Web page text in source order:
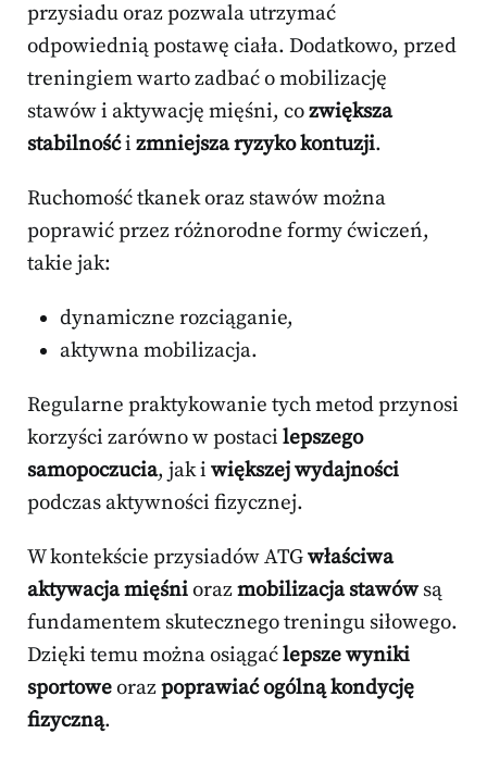
przysiadu oraz pozwala utrzymać
odpowiednią postawę ciała. Dodatkowo, przed
treningiem warto zadbać o mobilizację
stawów i aktywację mięśni, cozwiększa
stabilnośći zmniejsza ryzyko kontuzji.
Ruchomość tkanek oraz stawów można
poprawić przez różnorodne formy ćwiczeń,
takie jak:
dynamiczne rozciąganie,
aktywna mobilizacja.
Regularne praktykowanie tych metod przynosi
korzyści zarówno w postaci lepszego
samopoczucia, jak i większej wydajności
podczas aktywności fizycznej.
W kontekście przysiadów ATGwłaściwa
aktywacja mięśniorazmobilizacja stawów są
fundamentem skutecznego treningu siłowego.
Dzięki temu można osiągaćlepsze wyniki
sportoweorazpoprawiać ogólną kondycję
fizyczną.